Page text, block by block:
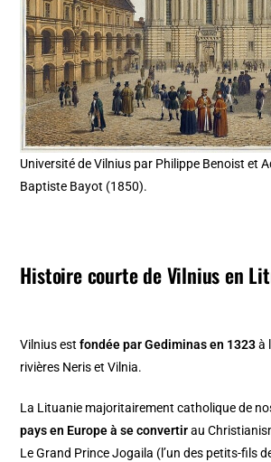
Université de Vilnius par Philippe Benoist et
Baptiste Bayot (1850).
Histoire courte de Vilnius en
Vilnius estfondée par Gediminas en 1323à
rivières Neris et Vilnia.
La Lituanie majoritairement catholique de
pays en Europe à se convertirau
Le Grand Prince Jogaila (l’un des petits-fils